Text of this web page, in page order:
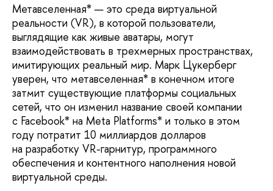
Метавселенная* — это среда виртуальной
реальности (VR), в которой пользователи,
выглядящие как живые аватары, могут
взаимодействовать в трехмерных пространствах,
имитирующих реальный мир. Марк Цукерберг
уверен, что метавселенная* в конечном итоге
затмит существующие платформы социальных
сетей, что он изменил название своей компании
с Facebook* на Meta Platforms* и только в этом
году потратит 10 миллиардов долларов
на разработку VR-гарнитур, программного
обеспечения и контентного наполнения новой
виртуальной среды.